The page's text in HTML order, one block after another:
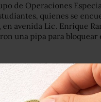
de Operaciones
quienes se
en avenida Lic. Enrique
una pipa para bloquear
formando una
para evitar el desalojo
principal de la ciudad de
importantes tiendas